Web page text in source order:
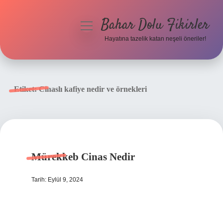
menüyüBahar Dolu Fikirler
Hayatına tazelik katan neşeli öneriler!
Etiket:Cinaslı kafiye nedir ve örnekleri
Mürekkeb Cinas Nedir
Tarih: Eylül 9, 2024